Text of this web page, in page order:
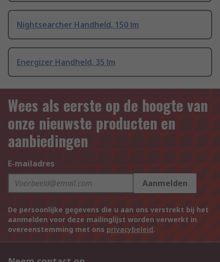
Nightsearcher Handheld, 150 lm
Energizer Handheld, 35 lm
Wees als eerste op de hoogte van
onze nieuwste producten en
aanbiedingen
E-mailadres
Aanmelden
De persoonlijke gegevens die u aan ons verstrekt bij het
aanmelden voor deze mailinglijst worden verwerkt in
overeenstemming met ons privacybeleid.